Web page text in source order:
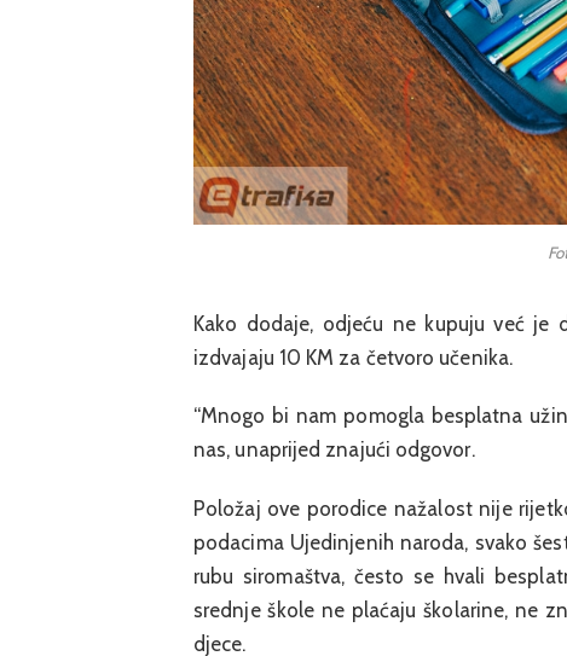
Kako dodaje, odjeću ne kupuju već
izdvajaju 10 KM za četvoro učenika.
“Mnogo bi nam pomogla besplatna
nas, unaprijed znajući odgovor.
Položaj ove porodice nažalost nije
podacima Ujedinjenih naroda, svako
rubu siromaštva, često se hvali
srednje škole ne plaćaju školarine, ne
djece.